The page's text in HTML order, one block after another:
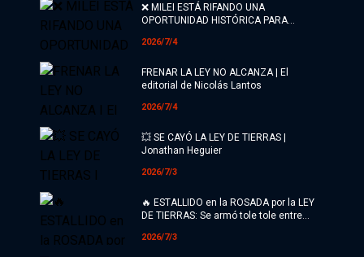
❌ MILEI ESTÁ RIFANDO UNA
OPORTUNIDAD HISTÓRICA PARA
Lantos
2026/7/4
FRENAR LA LEY NO ALCANZA | El
editorial de Nicolás Lantos
2026/7/4
💥 SE CAYÓ LA LEY DE TIERRAS |
Jonathan Heguier
2026/7/3
🔥 ESTALLIDO en la ROSADA por la LEY
DE TIERRAS: Se armó tole tole entre
2026/7/3